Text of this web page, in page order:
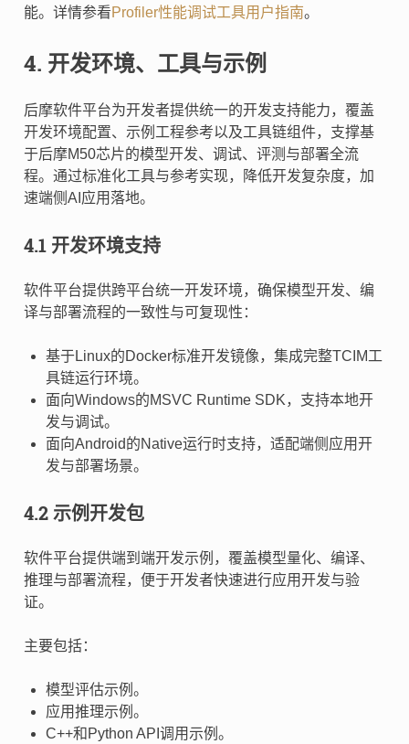
能。详情参看Profiler性能调试工具用户指南。
4. 开发环境、工具与示例
后摩软件平台为开发者提供统一的开发支持能力，覆盖
开发环境配置、示例工程参考以及工具链组件，支撑基
于后摩M50芯片的模型开发、调试、评测与部署全流
程。通过标准化工具与参考实现，降低开发复杂度，加
速端侧AI应用落地。
4.1 开发环境支持
软件平台提供跨平台统一开发环境，确保模型开发、编
译与部署流程的一致性与可复现性：
基于Linux的Docker标准开发镜像，集成完整TCIM工
具链运行环境。
面向Windows的MSVC Runtime SDK，支持本地开
发与调试。
面向Android的Native运行时支持，适配端侧应用开
发与部署场景。
4.2 示例开发包
软件平台提供端到端开发示例，覆盖模型量化、编译、
推理与部署流程，便于开发者快速进行应用开发与验
证。
主要包括：
模型评估示例。
应用推理示例。
C++和Python API调用示例。